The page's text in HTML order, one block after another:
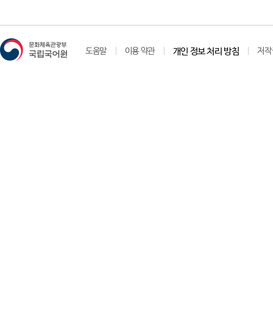
도움말 이용 약관 개인 정보 처리 방침 저